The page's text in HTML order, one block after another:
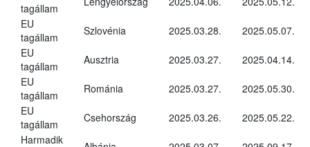
tagállam
EU
tagállam
Szlovénia 2025.03.28.
2025.05.07.
EU
tagállam
Ausztria 2025.03.27.
2025.04.14.
EU
tagállam
Románia 2025.03.27.
2025.05.30.
EU
tagállam
Csehország 2025.03.26.
2025.05.22.
Harmadik